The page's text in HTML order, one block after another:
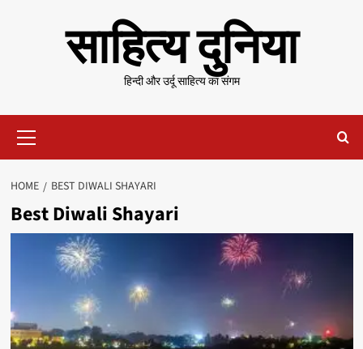
साहित्य दुनिया
हिन्दी और उर्दू साहित्य का संगम
Menu
HOME BEST DIWALI SHAYARI
Best Diwali Shayari